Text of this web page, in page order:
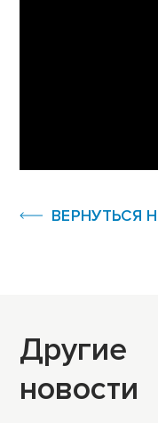
ВЕРНУТЬСЯ
Другие
новости